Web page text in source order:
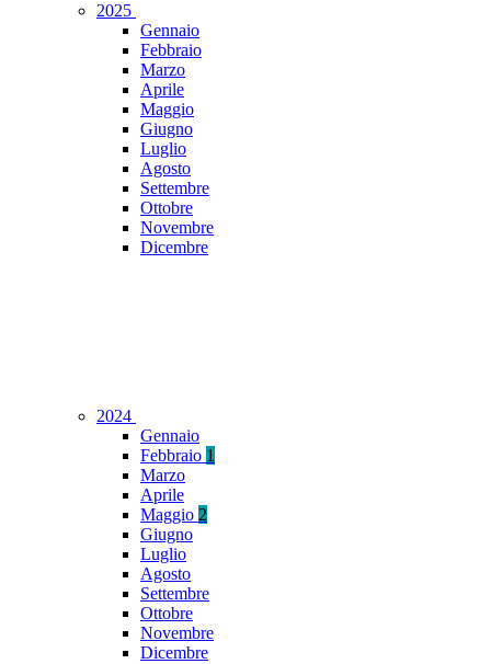
2025
Gennaio
Febbraio
Marzo
Aprile
Maggio
Giugno
Luglio
Agosto
Settembre
Ottobre
Novembre
Dicembre
2024
Gennaio
Febbraio 1
Marzo
Aprile
Maggio 2
Giugno
Luglio
Agosto
Settembre
Ottobre
Novembre
Dicembre